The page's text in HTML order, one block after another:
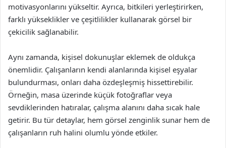
motivasyonlarını yükseltir. Ayrıca, bitkileri yerleştirirken,
farklı yükseklikler ve çeşitlilikler kullanarak görsel bir
çekicilik sağlanabilir.
Aynı zamanda, kişisel dokunuşlar eklemek de oldukça
önemlidir. Çalışanların kendi alanlarında kişisel eşyalar
bulundurması, onları daha özdeşleşmiş hissettirebilir.
Örneğin, masa üzerinde küçük fotoğraflar veya
sevdiklerinden hatıralar, çalışma alanını daha sıcak hale
getirir. Bu tür detaylar, hem görsel zenginlik sunar hem de
çalışanların ruh halini olumlu yönde etkiler.